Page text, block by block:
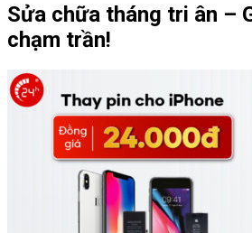
Sửa chữa tháng tri ân –
chạm trần!